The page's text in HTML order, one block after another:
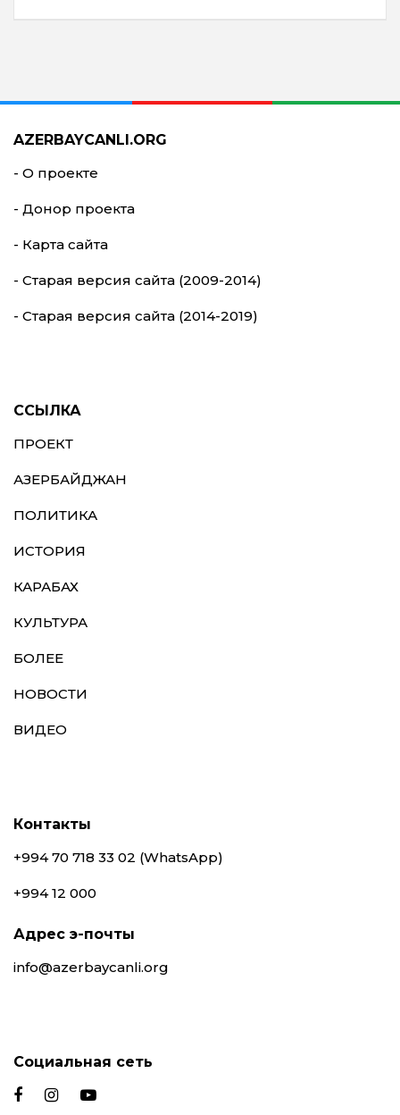
AZERBAYCANLI.ORG
- О проекте
- Донор проекта
- Карта сайта
- Старая версия сайта (2009-2014)
- Старая версия сайта (2014-2019)
ССЫЛКА
ПРОЕКТ
АЗЕРБАЙДЖАН
ПОЛИТИКА
ИСТОРИЯ
КАРАБАХ
КУЛЬТУРА
БОЛЕЕ
НОВОСТИ
ВИДЕО
Контакты
+994 70 718 33 02 (WhatsApp)
+994 12 000
Адрес э-почты
info@azerbaycanli.org
Социальная сеть